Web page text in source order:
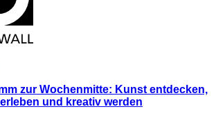
zur Wochenmitte: Kunst entdecken,
und kreativ werden